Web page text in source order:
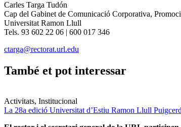
Carles Targa Tudón
Cap del Gabinet de Comunicació Corporativa,
Universitat Ramon Llull
Tels. 93 602 22 06 | 600 017 346
ctarga@rectorat.url.edu
També et pot interessar
Activitats, Institucional
La 28a edició Universitat d’Estiu Ramon Llull